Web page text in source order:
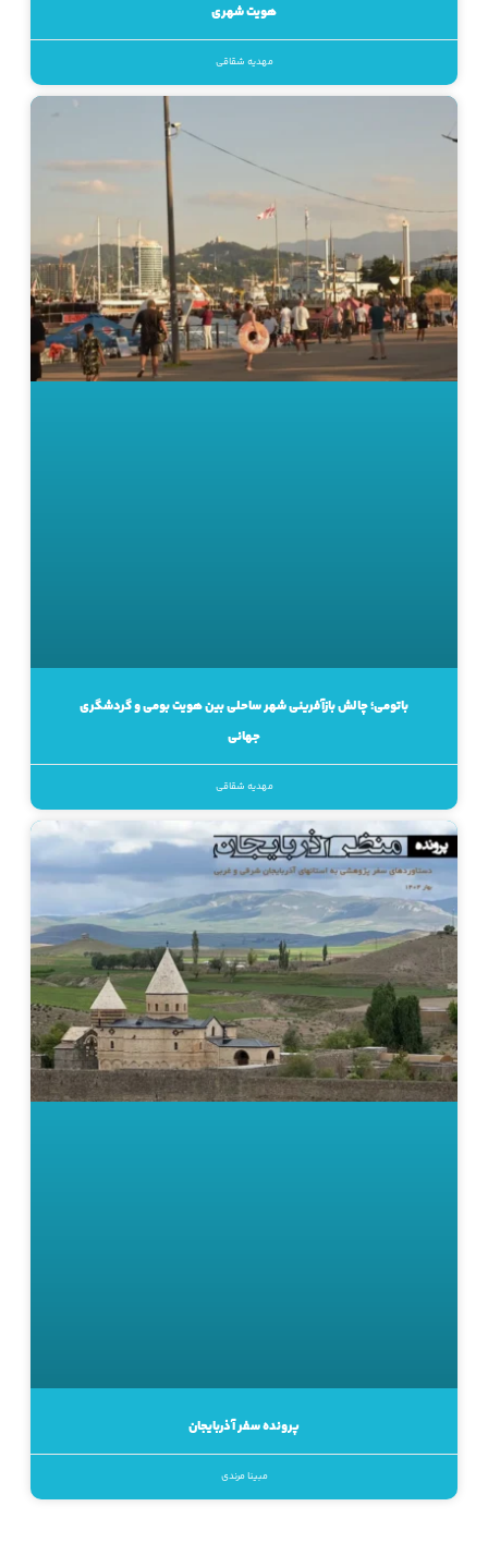
هویت شهری
مهدیه شقاقی
باتومی؛ چالش بازآفرینی شهر ساحلی بین هویت بومی و گردشگری
جهانی
مهدیه شقاقی
پرونده سفر آذربایجان
مبینا مرندی